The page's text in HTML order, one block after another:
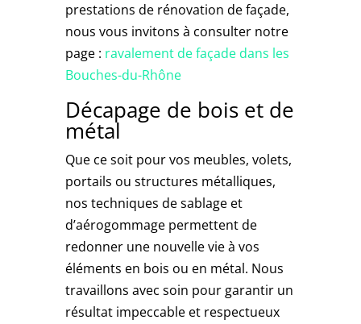
prestations de rénovation de façade,
nous vous invitons à consulter notre
page : ravalement de façade dans les
Bouches-du-Rhône
Décapage de bois et de
métal
Que ce soit pour vos meubles, volets,
portails ou structures métalliques,
nos techniques de sablage et
d’aérogommage permettent de
redonner une nouvelle vie à vos
éléments en bois ou en métal. Nous
travaillons avec soin pour garantir un
résultat impeccable et respectueux